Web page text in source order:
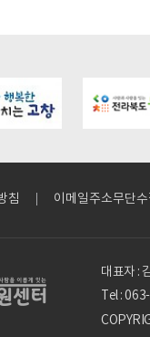
bbs/board.php?
침 이메일주소무단
대표자 :
Tel :